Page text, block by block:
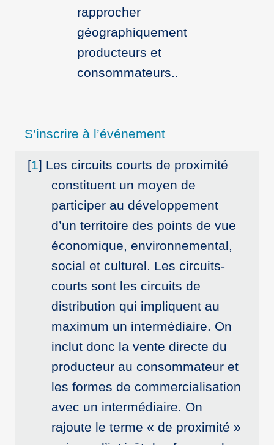
rapprocher
géographiquement
producteurs et
consommateurs..
S’inscrire à l’événement
[1] Les circuits courts de proximité
constituent un moyen de
participer au développement
d’un territoire des points de vue
économique, environnemental,
social et culturel. Les circuits-
courts sont les circuits de
distribution qui impliquent au
maximum un intermédiaire. On
inclut donc la vente directe du
producteur au consommateur et
les formes de commercialisation
avec un intermédiaire. On
rajoute le terme « de proximité »